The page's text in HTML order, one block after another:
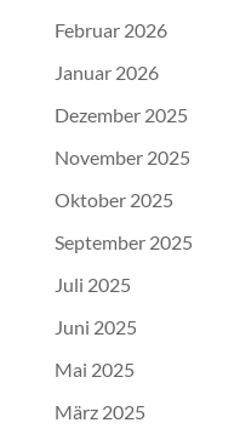
Februar 2026
Januar 2026
Dezember 2025
November 2025
Oktober 2025
September 2025
Juli 2025
Juni 2025
Mai 2025
März 2025